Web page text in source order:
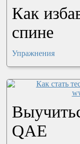
Как
спине
Упражнения
QAE